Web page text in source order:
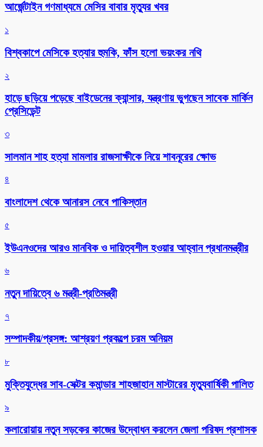
আর্জেন্টাইন গণমাধ্যমে মেসির বাবার মৃত্যুর খবর
১
বিশ্বকাপে মেসিকে হত্যার হুমকি, ফাঁস হলো ভয়ংকর নথি
২
হাড়ে ছড়িয়ে পড়েছে বাইডেনের ক্যান্সার, যন্ত্রণায় ভুগছেন সাবেক মার্কিন
প্রেসিডেন্ট
৩
সালমান শাহ হত্যা মামলার রাজসাক্ষীকে নিয়ে শাবনূরের ক্ষোভ
৪
বাংলাদেশ থেকে আনারস নেবে পাকিস্তান
৫
ইউএনওদের আরও মানবিক ও দায়িত্বশীল হওয়ার আহ্বান প্রধানমন্ত্রীর
৬
নতুন দায়িত্বে ৬ মন্ত্রী-প্রতিমন্ত্রী
৭
সম্পাদকীয়/প্রসঙ্গ: আশ্রয়ণ প্রকল্পে চরম অনিয়ম
৮
মুক্তিযুদ্ধের সাব-সেক্টর কমান্ডার শাহজাহান মাস্টারের মৃত্যুবার্ষিকী পালিত
৯
কলারোয়ায় নতুন সড়কের কাজের উদ্বোধন করলেন জেলা পরিষদ প্রশাসক